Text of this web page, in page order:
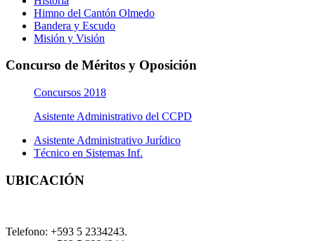
Himno del Cantón Olmedo
Bandera y Escudo
Misión y Visión
Concurso de Méritos y Oposición
Concursos 2018
Asistente Administrativo del CCPD
Asistente Administrativo Jurídico
Técnico en Sistemas Inf.
UBICACIÓN
Telefono: +593 5 2334243.